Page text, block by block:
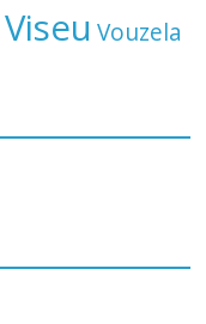
Viseu Vouzela